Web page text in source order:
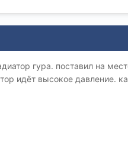
гура. поставил на
идёт высокое давление.